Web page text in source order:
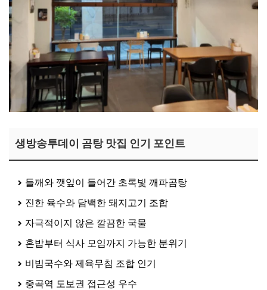
생방송투데이 곰탕 맛집 인기 포인트
들깨와 깻잎이 들어간 초록빛 깨파곰탕
진한 육수와 담백한 돼지고기 조합
자극적이지 않은 깔끔한 국물
혼밥부터 식사 모임까지 가능한 분위기
비빔국수와 제육무침 조합 인기
중곡역 도보권 접근성 우수